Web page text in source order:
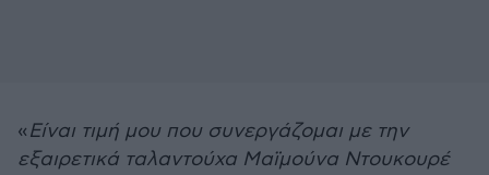
«Είναι τιμή μου που συνεργάζομαι με την
εξαιρετικά ταλαντούχα Μαϊμούνα Ντουκουρέ